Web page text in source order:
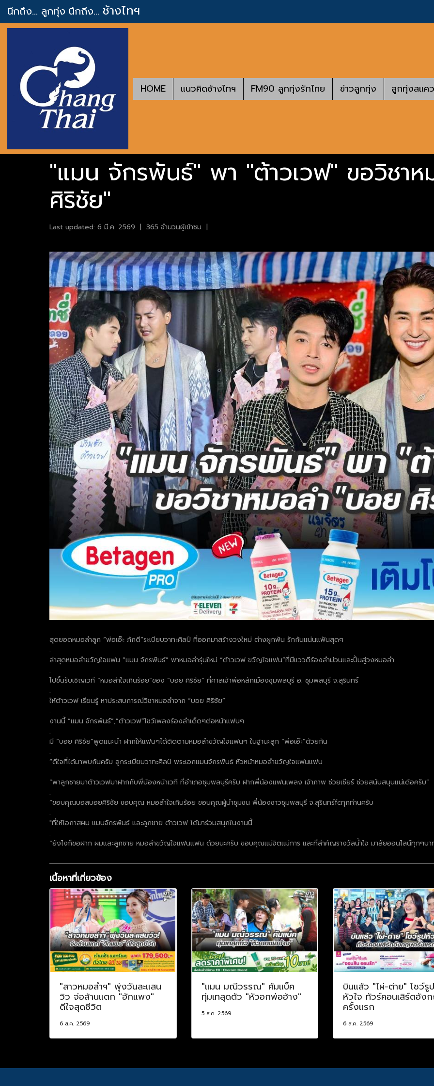
นึกถึง... ลูกทุ่ง นึกถึง... ช้างไทฯ
HOME แนวคิดช้างไทฯ FM90 ลูกทุ่งรักไทย ข่าวลูกทุ่ง ลูกทุ่งสแค
"แมน จักรพันธ์" พา "ต้าวเวฟ" ขอวิชาห
ศิริชัย"
Last updated: 6 มี.ค. 2569 | 365 จำนวนผู้เข้าชม |
สุดยอดหมอลำลูก “พ่อเอ๊ะ ภักดี”ระเบียบวาทะศิลป์ ที่ออกมาสร้างวงใหม่ ต่างผูกพัน รักกันแน่นแฟ้นสุดๆ
.
ล่าสุดหมอลำขวัญใจแฟน “แมน จักรพันธ์” พาหมอลำรุ่นใหม่ “ต้าวเวฟ ขวัญใจแฟน”ที่มีแววดีร้องลำม่วนและปั้นสู่วงหมอลำ
.
ไปขึ้นรับเชิญเวที “หมอลำใจเกินร้อย”ของ “บอย ศิริชัย” ที่ศาลเจ้าพ่อหลักเมืองชุมพลบุรี อ. ชุมพลบุรี จ.สุรินทร์
.
ให้ต้าวเวฟ เรียนรู้ หาประสบการณ์วิชาหมอลำจาก “บอย ศิริชัย”
.
งานนี้ “แมน จักรพันธ์”,”ต้าวเวฟ”โชว์เพลงร้องลำเด็ดๆต่อหน้าแฟนๆ
.
มี “บอย ศิริชัย”พูดแนะนำ ฝากให้แฟนๆได้ติดตามหมอลำขวัญใจแฟนๆ ในฐานะลูก “พ่อเอ๊ะ”ด้วยกัน
.
“ดีใจที่ได้มาพบกันครับ ลูกระเบียบวาทะศิลป์ พระเอกแมนจักรพันธ์ หัวหน้าหมอลำขวัญใจแฟนแฟน
.
“พาลูกชายมาต้าวเวฟมาฝากกับพี่น้องหน้าเวที ที่อำเภอชุมพลบุรีครับ ฝากพี่น้องแฟนเพลง เจ้าภาพ ช่วยเชียร์ ช่วยสนับสนุนแน่เด้อครับ”
.
“ขอบคุณบอสบอยศิริชัย ขอบคุณ หมอลำใจเกินร้อย ขอบคุณผู้นำชุมชน พี่น้องชาวชุมพลบุรี จ.สุรินทร์fcทุกท่านครับ
.
"ที่ให้โอกาสผม แมนจักรพันธ์ และลูกชาย ต้าวเวฟ ได้มาร่วมสนุกในงานนี้
.
“ยังไงก็ขอฝาก ผมและลูกชาย หมอลำขวัญใจแฟนแฟน ด้วยนะครับ ขอบคุณแม่จิตแม่การ และที่สำคัญรางวัลน้ำใจ มาลัยออนไลน์ทุกๆบา
เนื้อหาที่เกี่ยวข้อง
"สาวหมอลำฯ" พุ่งวันละแสน
วิว จ่อล้านแตก "ฮักแพง"
ดีใจสุดชีวิต
6 ส.ค. 2569
"แมน มณีวรรณ" คัมแบ็ค
ทุ่มเทสุดตัว "หัวอกพ่อฮ้าง"
5 ส.ค. 2569
บินแล้ว "ไผ่-ต่าย" โชว์รูป
หัวใจ ทัวร์คอนเสิร์ตอัง
ครั้งแรก
6 ส.ค. 2569